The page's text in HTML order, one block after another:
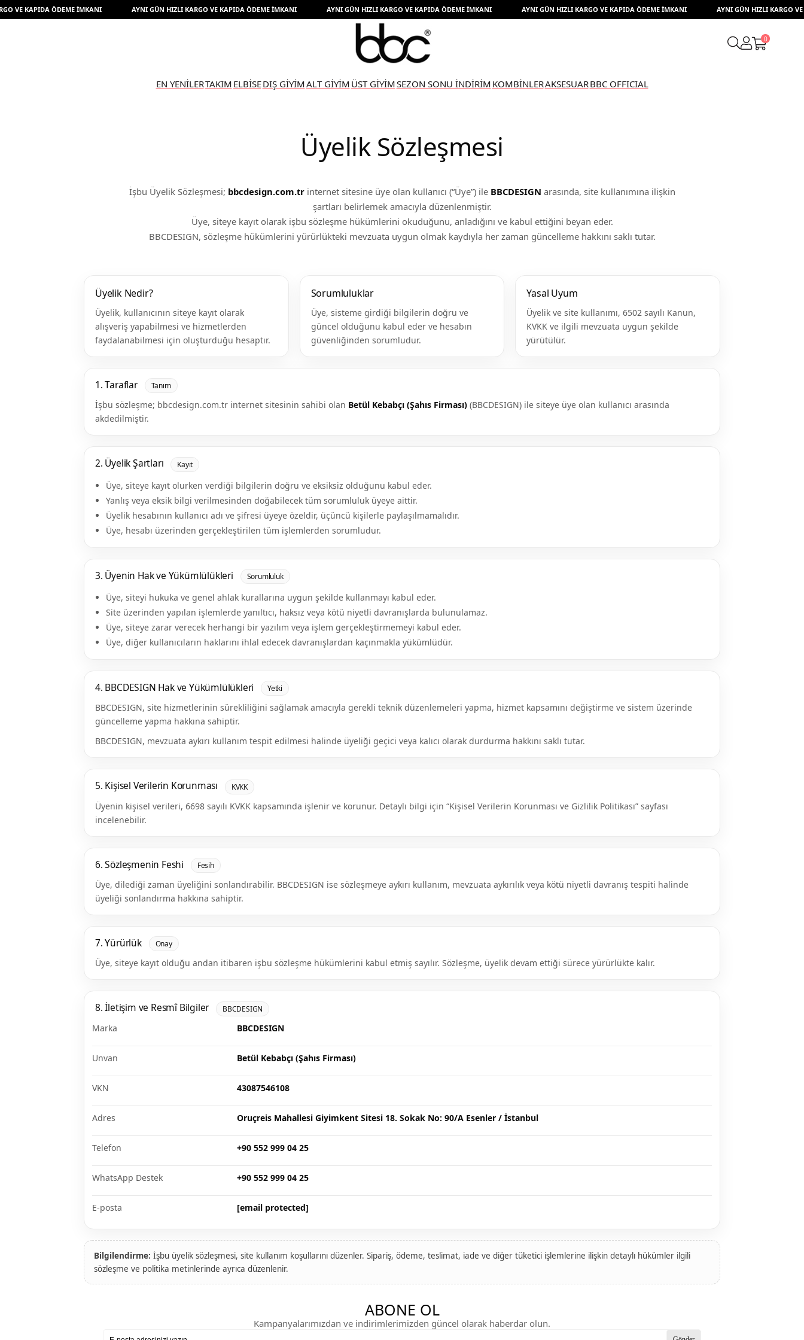
KAPIDA ÖDEME İMKANI AYNI GÜN HIZLI KARGO VE KAPIDA ÖDEME İMKANI AYNI GÜN HIZLI KARGO VE KAPIDA ÖDEME İMKANI AYNI GÜN HIZLI KARGO VE KAPIDA ÖDEME İMKANI AYNI GÜN HIZLI KARGO VE
0
EN YENİLERTAKIM ELBİSEDIŞ GİYİMALT GİYİM ÜST GİYİMSEZON SONU İNDİRİM KOMBİNLERAKSESUARBBC OFFICIAL
Üyelik Sözleşmesi
İşbu Üyelik Sözleşmesi; bbcdesign.com.trinternet sitesine üye olan kullanıcı (“Üye”) ile BBCDESIGN arasında, site kullanımına ilişkin
şartları belirlemek amacıyla düzenlenmiştir.
Üye, siteye kayıt olarak işbu sözleşme hükümlerini okuduğunu, anladığını ve kabul ettiğini beyan eder.
BBCDESIGN, sözleşme hükümlerini yürürlükteki mevzuata uygun olmak kaydıyla her zaman güncelleme hakkını saklı tutar.
Üyelik Nedir?
Üyelik, kullanıcının siteye kayıt olarak
alışveriş yapabilmesi ve hizmetlerden
faydalanabilmesi için oluşturduğu hesaptır.
Sorumluluklar
Üye, sisteme girdiği bilgilerin doğru ve
güncel olduğunu kabul eder ve hesabın
güvenliğinden sorumludur.
Yasal Uyum
Üyelik ve site kullanımı, 6502 sayılı Kanun,
KVKK ve ilgili mevzuata uygun şekilde
yürütülür.
1. Taraflar Tanım
İşbu sözleşme; bbcdesign.com.tr internet sitesinin sahibi olan Betül Kebabçı (Şahıs Firması) (BBCDESIGN) ile siteye üye olan kullanıcı arasında
akdedilmiştir.
2. Üyelik Şartları Kayıt
Üye, siteye kayıt olurken verdiği bilgilerin doğru ve eksiksiz olduğunu kabul eder.
Yanlış veya eksik bilgi verilmesinden doğabilecek tüm sorumluluk üyeye aittir.
Üyelik hesabının kullanıcı adı ve şifresi üyeye özeldir, üçüncü kişilerle paylaşılmamalıdır.
Üye, hesabı üzerinden gerçekleştirilen tüm işlemlerden sorumludur.
3. Üyenin Hak ve Yükümlülükleri Sorumluluk
Üye, siteyi hukuka ve genel ahlak kurallarına uygun şekilde kullanmayı kabul eder.
Site üzerinden yapılan işlemlerde yanıltıcı, haksız veya kötü niyetli davranışlarda bulunulamaz.
Üye, siteye zarar verecek herhangi bir yazılım veya işlem gerçekleştirmemeyi kabul eder.
Üye, diğer kullanıcıların haklarını ihlal edecek davranışlardan kaçınmakla yükümlüdür.
4. BBCDESIGN Hak ve Yükümlülükleri Yetki
BBCDESIGN, site hizmetlerinin sürekliliğini sağlamak amacıyla gerekli teknik düzenlemeleri yapma, hizmet kapsamını değiştirme ve sistem üzerinde
güncelleme yapma hakkına sahiptir.
BBCDESIGN, mevzuata aykırı kullanım tespit edilmesi halinde üyeliği geçici veya kalıcı olarak durdurma hakkını saklı tutar.
5. Kişisel Verilerin Korunması KVKK
Üyenin kişisel verileri, 6698 sayılı KVKK kapsamında işlenir ve korunur. Detaylı bilgi için “Kişisel Verilerin Korunması ve Gizlilik Politikası” sayfası
incelenebilir.
6. Sözleşmenin Feshi Fesih
Üye, dilediği zaman üyeliğini sonlandırabilir. BBCDESIGN ise sözleşmeye aykırı kullanım, mevzuata aykırılık veya kötü niyetli davranış tespiti halinde
üyeliği sonlandırma hakkına sahiptir.
7. Yürürlük Onay
Üye, siteye kayıt olduğu andan itibaren işbu sözleşme hükümlerini kabul etmiş sayılır. Sözleşme, üyelik devam ettiği sürece yürürlükte kalır.
8. İletişim ve Resmî Bilgiler BBCDESIGN
Marka BBCDESIGN
Unvan Betül Kebabçı (Şahıs Firması)
VKN 43087546108
Adres Oruçreis Mahallesi Giyimkent Sitesi 18. Sokak No: 90/A Esenler / İstanbul
Telefon +90 552 999 04 25
WhatsApp Destek +90 552 999 04 25
E-posta [email protected]
Bilgilendirme: İşbu üyelik sözleşmesi, site kullanım koşullarını düzenler. Sipariş, ödeme, teslimat, iade ve diğer tüketici işlemlerine ilişkin detaylı hükümler ilgili
sözleşme ve politika metinlerinde ayrıca düzenlenir.
ABONE OL
Kampanyalarımızdan ve indirimlerimizden güncel olarak haberdar olun.